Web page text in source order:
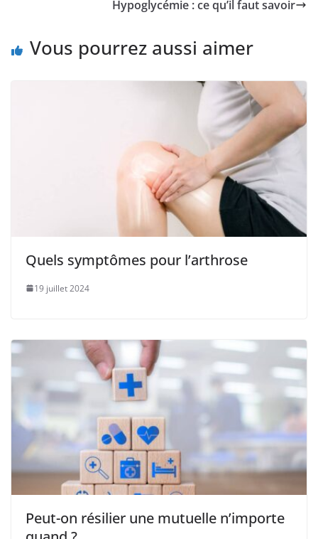
Hypoglycémie : ce qu’il faut savoir
Vous pourrez aussi aimer
Quels symptômes pour l’arthrose
19 juillet 2024
Peut-on résilier une mutuelle n’importe